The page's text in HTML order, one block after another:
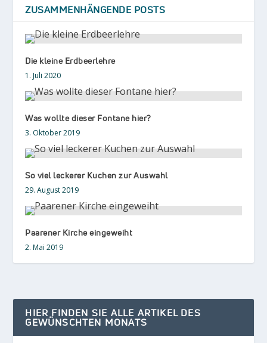
ZUSAMMENHÄNGENDE POSTS
Die kleine Erdbeerlehre
1. Juli 2020
Was wollte dieser Fontane hier?
3. Oktober 2019
So viel leckerer Kuchen zur Auswahl
29. August 2019
Paarener Kirche eingeweiht
2. Mai 2019
HIER FINDEN SIE ALLE ARTIKEL DES
GEWÜNSCHTEN MONATS